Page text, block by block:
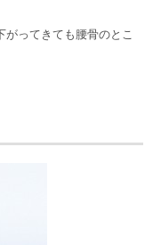
ってきても腰骨のとこ